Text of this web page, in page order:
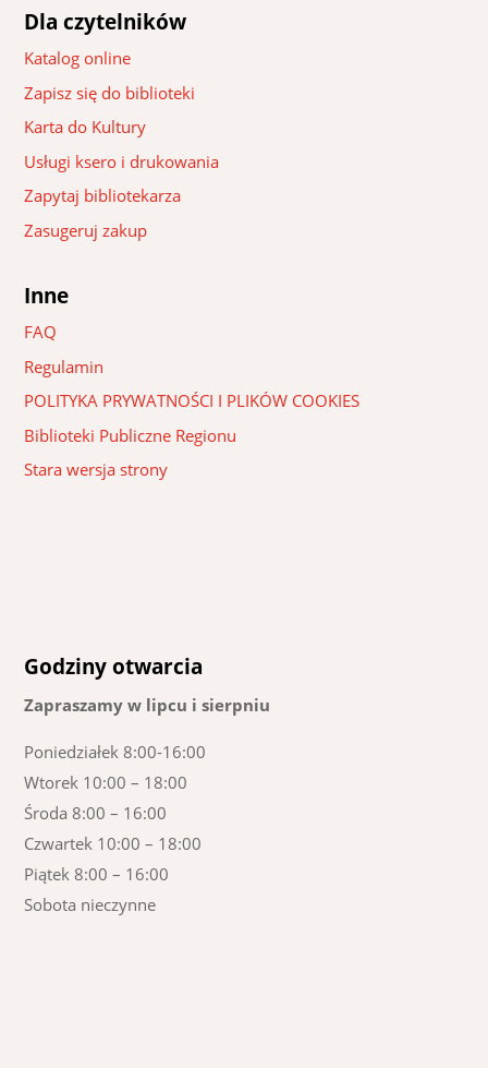
Dla czytelników
Katalog online
Zapisz się do biblioteki
Karta do Kultury
Usługi ksero i drukowania
Zapytaj bibliotekarza
Zasugeruj zakup
Inne
FAQ
Regulamin
POLITYKA PRYWATNOŚCI I PLIKÓW COOKIES
Biblioteki Publiczne Regionu
Stara wersja strony
Godziny otwarcia
Zapraszamy w lipcu i sierpniu
Poniedziałek 8:00-16:00
Wtorek 10:00 – 18:00
Środa 8:00 – 16:00
Czwartek 10:00 – 18:00
Piątek 8:00 – 16:00
Sobota nieczynne